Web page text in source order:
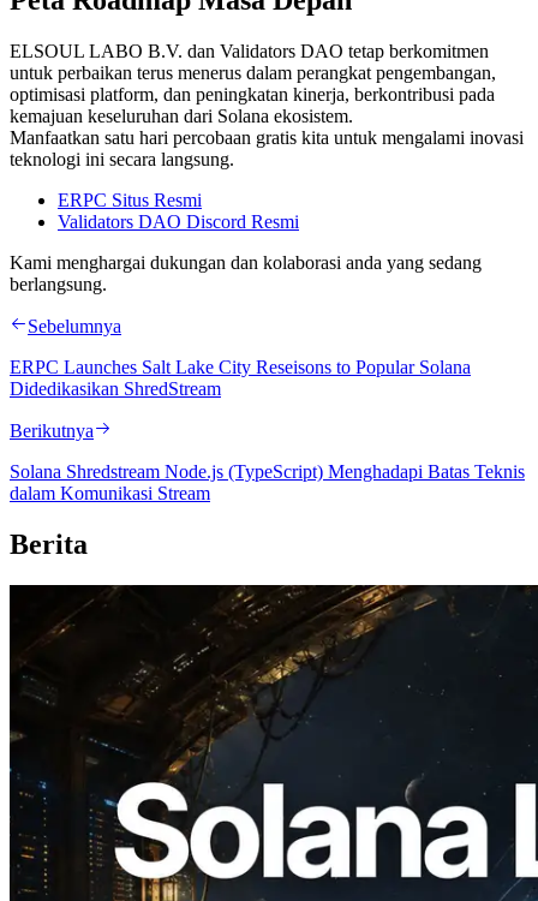
ELSOUL LABO B.V. dan Validators DAO tetap berkomitmen
untuk perbaikan terus menerus dalam perangkat pengembangan,
optimisasi platform, dan peningkatan kinerja, berkontribusi pada
kemajuan keseluruhan dari Solana ekosistem.
Manfaatkan satu hari percobaan gratis kita untuk mengalami inovasi
teknologi ini secara langsung.
ERPC Situs Resmi
Validators DAO Discord Resmi
Kami menghargai dukungan dan kolaborasi anda yang sedang
berlangsung.
Sebelumnya
ERPC Launches Salt Lake City Reseisons to Popular Solana
Didedikasikan ShredStream
Berikutnya
Solana Shredstream Node.js (TypeScript) Menghadapi Batas Teknis
dalam Komunikasi Stream
Berita
2026.08.05